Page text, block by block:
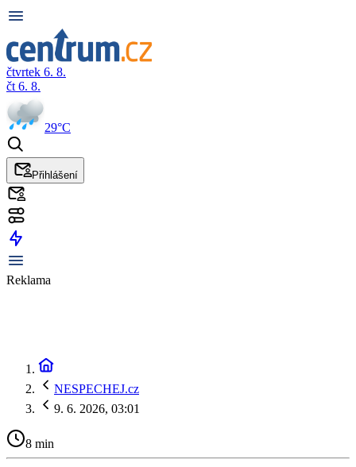
čtvrtek 6. 8.
čt 6. 8.
29°C
Přihlášení
Reklama
NESPECHEJ.cz
9. 6. 2026, 03:01
8 min